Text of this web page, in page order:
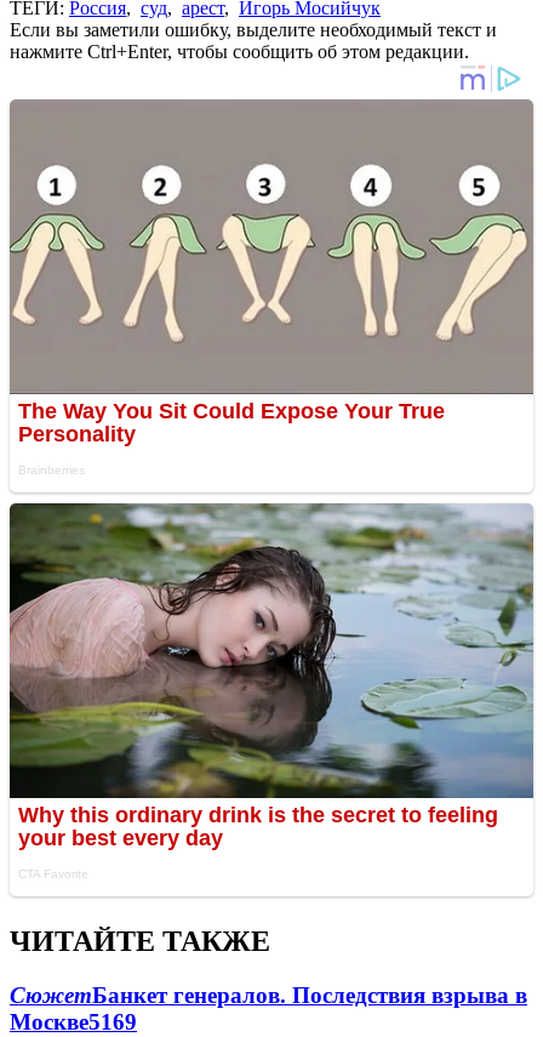
ТЕГИ: Россия, суд, арест, Игорь Мосийчук
Если вы заметили ошибку, выделите необходимый текст и
нажмите Ctrl+Enter, чтобы сообщить об этом редакции.
ЧИТАЙТЕ ТАКЖЕ
СюжетБанкет генералов. Последствия взрыва в
Москве5169